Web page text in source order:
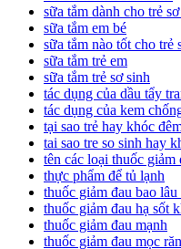
sữa tắm dành cho trẻ
sữa tắm em bé
sữa tắm nào tốt cho trẻ
sữa tắm trẻ em
sữa tắm trẻ sơ sinh
tác dụng của dầu tẩy
tác dụng của kem
tại sao trẻ hay khóc
tai sao tre so sinh hay
tên các loại thuốc giảm
thực phẩm để tủ lạnh
thuốc giảm đau bao
thuốc giảm đau hạ sốt
thuốc giảm đau mạnh
thuốc giảm đau mọc